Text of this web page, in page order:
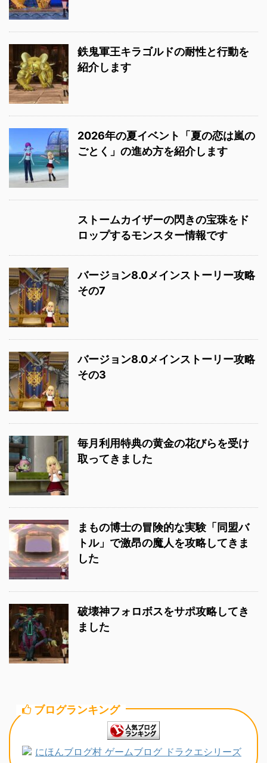
鉄鬼軍王キラゴルドの耐性と行動を
紹介します
2026年の夏イベント「夏の恋は嵐の
ごとく」の進め方を紹介します
ストームカイザーの閃きの宝珠をド
ロップするモンスター情報です
バージョン8.0メインストーリー攻略
その7
バージョン8.0メインストーリー攻略
その3
毎月利用特典の黄金の花びらを受け
取ってきました
まもの博士の冒険的な実験「同盟バ
トル」で激昂の魔人を攻略してきま
した
破壊神フォロボスをサポ攻略してき
ました
ブログランキング